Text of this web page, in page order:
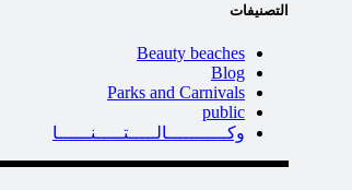
التصنيفات
Beauty beaches
Blog
Parks and Carnivals
public
وكـــــــــــالـــــتـــــنــــــا